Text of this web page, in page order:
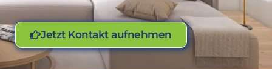
Jetzt Kontakt aufnehmen